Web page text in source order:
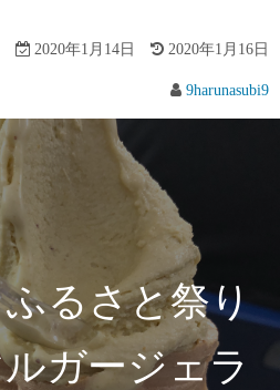
2020年1月14日 2020年1月16日
9harunasubi9
るさと祭り
ガージェラ